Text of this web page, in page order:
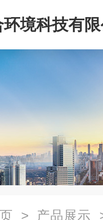
境科技有
> 产品展示